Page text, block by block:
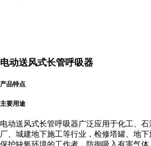
电动送风式长管呼吸器
产品特点
主要用途
电动送风式长管呼吸器广泛应用于化工、
厂、城建地下施工等行业，检修塔罐、地